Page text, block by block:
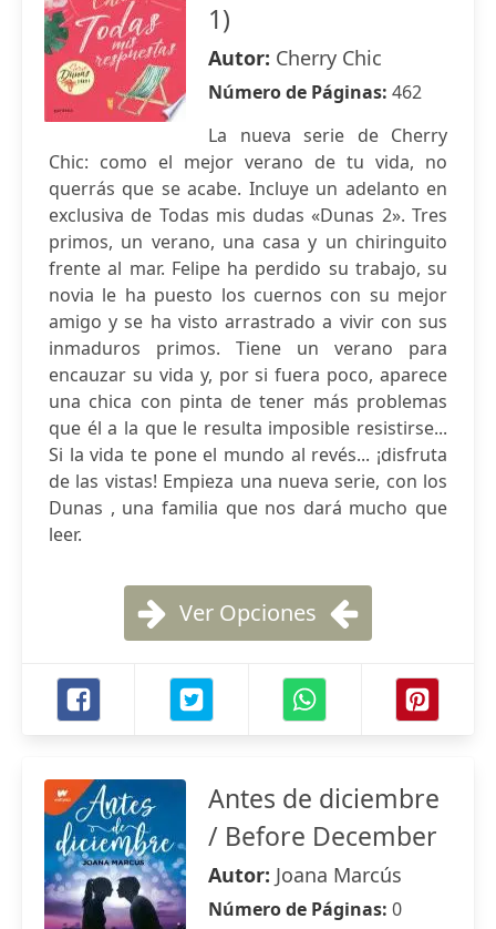
1)
Autor: Cherry Chic
Número de Páginas: 462
La nueva serie de Cherry
Chic: como el mejor verano de tu vida, no
querrás que se acabe. Incluye un adelanto en
exclusiva de Todas mis dudas «Dunas 2». Tres
primos, un verano, una casa y un chiringuito
frente al mar. Felipe ha perdido su trabajo, su
novia le ha puesto los cuernos con su mejor
amigo y se ha visto arrastrado a vivir con sus
inmaduros primos. Tiene un verano para
encauzar su vida y, por si fuera poco, aparece
una chica con pinta de tener más problemas
que él a la que le resulta imposible resistirse...
Si la vida te pone el mundo al revés... ¡disfruta
de las vistas! Empieza una nueva serie, con los
Dunas , una familia que nos dará mucho que
leer.
Ver Opciones
Antes de diciembre
/ Before December
Autor: Joana Marcús
Número de Páginas: 0